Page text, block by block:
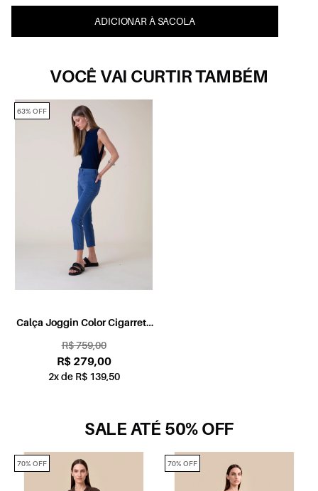
ADICIONAR À SACOLA
VOCÊ VAI CURTIR TAMBÉM
Calça Joggin Color Cigarrete
R$ 759,00
R$ 279,00
2x de R$ 139,50
63% OFF
SALE ATÉ 50% OFF
70% OFF 70% OFF